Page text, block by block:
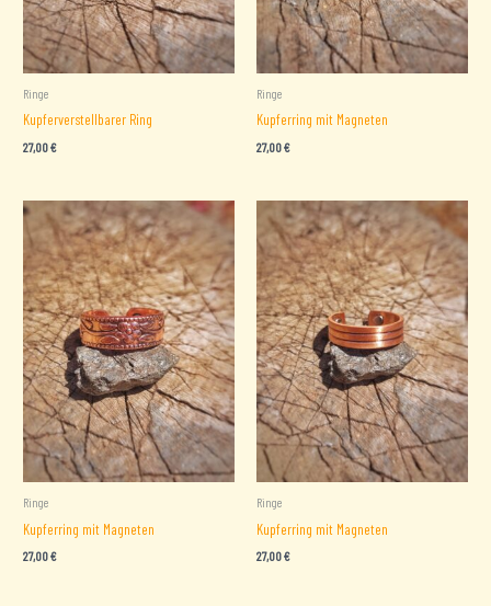
Ringe
Kupferverstellbarer Ring
27,00€
Ringe
Kupferring mit Magneten
27,00€
Ringe
Kupferring mit Magneten
27,00€
Ringe
Kupferring mit Magneten
27,00€